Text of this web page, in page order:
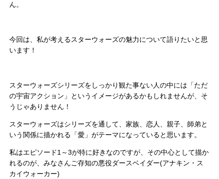
ん。
今回は、私が考えるスターウォーズの魅力について語りたいと思
います！
スターウォーズシリーズをしっかり観た事ない人の中には「ただ
の宇宙アクション」というイメージがあるかもしれませんが、そ
うじゃありません！
スターウォーズはシリーズを通して、家族、恋人、親子、師弟と
いう関係に描かれる「愛」がテーマになっていると思います。
私はエピソード1～3が特に好きなのですが、その中心として描か
れるのが、みなさんご存知の悪役ダースベイダー(アナキン・ス
カイウォーカー)